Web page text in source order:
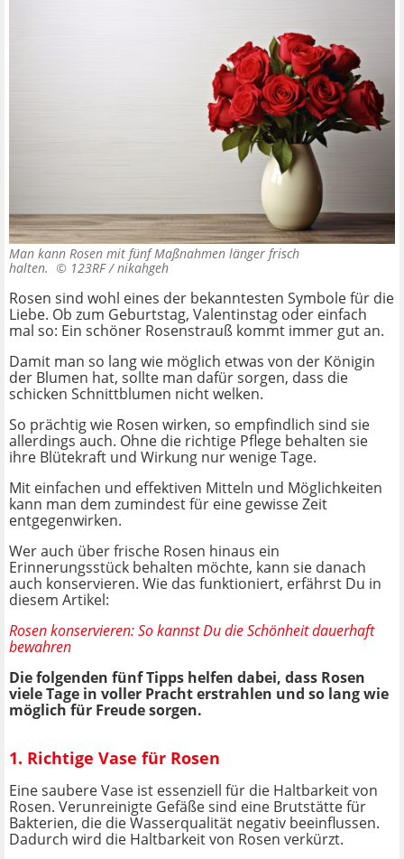
Man kann Rosen mit fünf Maßnahmen länger frisch
halten. © 123RF / nikahgeh
Rosen sind wohl eines der bekanntesten Symbole für die
Liebe. Ob zum Geburtstag, Valentinstag oder einfach
mal so: Ein schöner Rosenstrauß kommt immer gut an.
Damit man so lang wie möglich etwas von der Königin
der Blumen hat, sollte man dafür sorgen, dass die
schicken Schnittblumen nicht welken.
So prächtig wie Rosen wirken, so empfindlich sind sie
allerdings auch. Ohne die richtige Pflege behalten sie
ihre Blütekraft und Wirkung nur wenige Tage.
Mit einfachen und effektiven Mitteln und Möglichkeiten
kann man dem zumindest für eine gewisse Zeit
entgegenwirken.
Wer auch über frische Rosen hinaus ein
Erinnerungsstück behalten möchte, kann sie danach
auch konservieren. Wie das funktioniert, erfährst Du in
diesem Artikel:
Rosen konservieren: So kannst Du die Schönheit dauerhaft
bewahren
Die folgenden fünf Tipps helfen dabei, dass Rosen
viele Tage in voller Pracht erstrahlen und so lang wie
möglich für Freude sorgen.
1. Richtige Vase für Rosen
Eine saubere Vase ist essenziell für die Haltbarkeit von
Rosen. Verunreinigte Gefäße sind eine Brutstätte für
Bakterien, die die Wasserqualität negativ beeinflussen.
Dadurch wird die Haltbarkeit von Rosen verkürzt.